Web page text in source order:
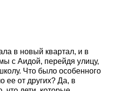
в новый квартал, и в
с Аидой, перейдя улицу,
Что было особенного
ее от других? Да, в